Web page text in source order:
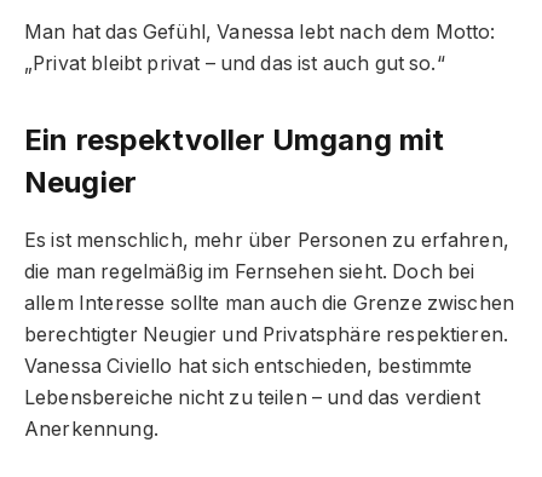
Man hat das Gefühl, Vanessa lebt nach dem Motto:
„Privat bleibt privat – und das ist auch gut so.“
Ein respektvoller Umgang mit
Neugier
Es ist menschlich, mehr über Personen zu erfahren,
die man regelmäßig im Fernsehen sieht. Doch bei
allem Interesse sollte man auch die Grenze zwischen
berechtigter Neugier und Privatsphäre respektieren.
Vanessa Civiello hat sich entschieden, bestimmte
Lebensbereiche nicht zu teilen – und das verdient
Anerkennung.